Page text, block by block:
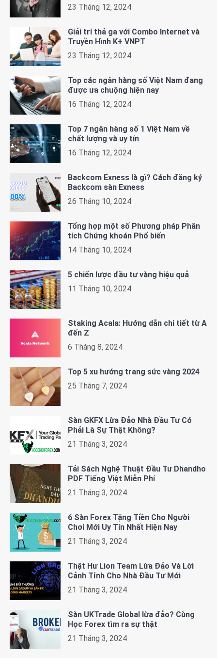
23 Tháng 12, 2024
Giải trí thả ga với Combo Internet và
Truyền Hình K+ VNPT
23 Tháng 12, 2024
Top các ngân hàng số Việt Nam đang
được ưa chuộng hiện nay
16 Tháng 12, 2024
Top 7 ngân hàng số 1 Việt Nam về
chất lượng và uy tín
16 Tháng 12, 2024
Backcom Exness là gì? Cách đăng ký
Backcom sàn Exness
26 Tháng 10, 2024
Tổng hợp một số Phương pháp Phân
tích Chứng khoán Phổ biến
14 Tháng 10, 2024
5 chiến lược đầu tư vàng hiệu quả
11 Tháng 10, 2024
Staking Acala: Hướng dẫn chi tiết từ A
đến Z
6 Tháng 8, 2024
Top 5 xu hướng trang sức vàng 2024
25 Tháng 7, 2024
Sàn GKFX Lừa Đảo Nhà Đầu Tư Có
Phải Là Sự Thật Không?
21 Tháng 3, 2024
Tải Sách Nghệ Thuật Đầu Tư Dhandho
PDF Tiếng Việt Miễn Phí
21 Tháng 3, 2024
6 Sàn Forex Tặng Tiền Cho Người
Chơi Mới Uy Tín Nhất Hiện Nay
21 Tháng 3, 2024
Thật Hư Lion Team Lừa Đảo Và Lời
Cảnh Tỉnh Cho Nhà Đầu Tư Mới
21 Tháng 3, 2024
Sàn UKTrade Global lừa đảo? Cùng
Học Forex tìm ra sự thật
21 Tháng 3, 2024